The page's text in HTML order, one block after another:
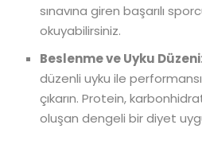
sınavına giren başarılı
okuyabilirsiniz.
Beslenme ve Uyku
düzenli uyku ile
çıkarın. Protein,
oluşan dengeli bir diyet